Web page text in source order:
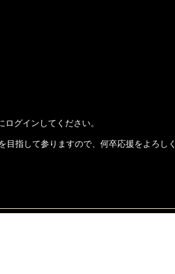
グインしてください。
指して参りますので、何卒応援をよろしく